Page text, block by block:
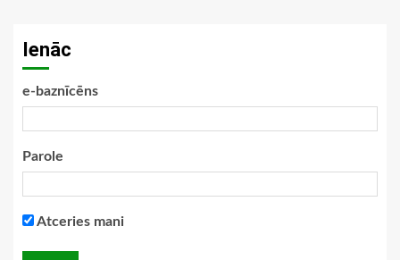
Ienāc
e-baznīcēns
Parole
Atceries mani